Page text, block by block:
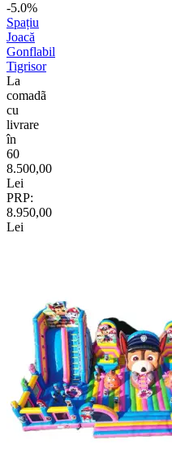
-5.0%
Spațiu
Joacă
Gonflabil
Tigrisor
La
comadã
cu
livrare
în
60
8.500,00
Lei
PRP:
8.950,00
Lei